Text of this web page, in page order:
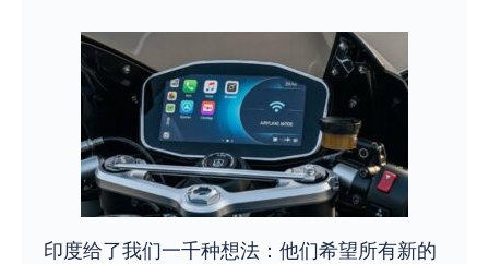
印度给了我们一千种想法：他们希望所有新的